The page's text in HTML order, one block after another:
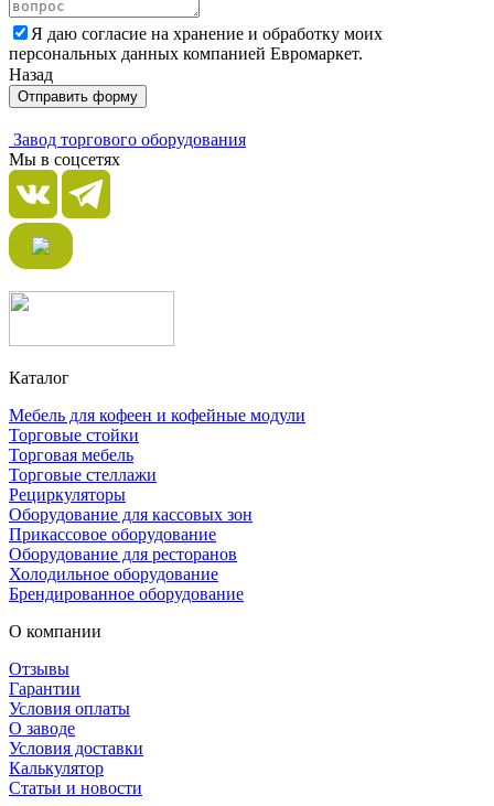
Я даю согласие на хранение и обработку моих
персональных данных компанией Евромаркет.
Назад
Отправить форму
Завод торгового оборудования
Мы в соцсетях
Каталог
Мебель для кофеен и кофейные модули
Торговые стойки
Торговая мебель
Торговые стеллажи
Рециркуляторы
Оборудование для кассовых зон
Прикассовое оборудование
Оборудование для ресторанов
Холодильное оборудование
Брендированное оборудование
О компании
Отзывы
Гарантии
Условия оплаты
О заводе
Условия доставки
Калькулятор
Статьи и новости